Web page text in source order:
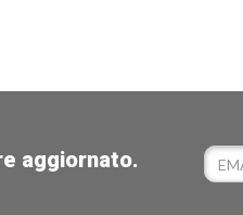
aggiornato.